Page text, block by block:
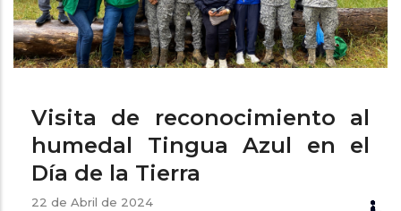
Visita de reconocimiento al
humedal Tingua Azul en el
Día de la Tierra
22 de Abril de 2024